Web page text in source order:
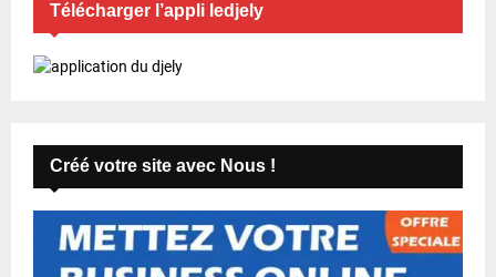
Télécharger l’appli ledjely
Créé votre site avec Nous !